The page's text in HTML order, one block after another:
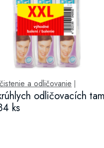
a odličovanie
odličovacích
ks